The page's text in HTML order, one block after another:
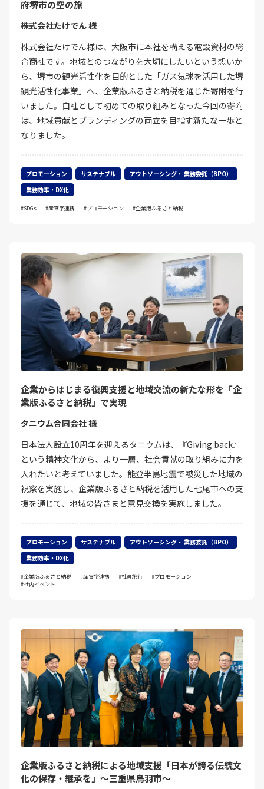
府堺市の空の旅
株式会社たけでん 様
株式会社たけでん様は、大阪市に本社を構える電設資材の総
合商社です。地域とのつながりを大切にしたいという想いか
ら、堺市の観光活性化を目的とした「ガス気球を活用した堺
観光活性化事業」へ、企業版ふるさと納税を通じた寄附を行
いました。自社として初めての取り組みとなった今回の寄附
は、地域貢献とブランディングの両立を目指す新たな一歩と
なりました。
プロモーション サステナブル
アウトソーシング・ 業務委託（BPO）
業務効率・DX化
SDGs 産官学連携 プロモーション 企業版ふるさと納税
企業からはじまる復興支援と地域交流の新たな形を「企
業版ふるさと納税」で実現
タニウム合同会社 様
日本法人設立10周年を迎えるタニウムは、『Giving back』
という精神文化から、より一層、社会貢献の取り組みに力を
入れたいと考えていました。能登半島地震で被災した地域の
視察を実施し、企業版ふるさと納税を活用した七尾市への支
援を通じて、地域の皆さまと意見交換を実施しました。
プロモーション サステナブル
アウトソーシング・ 業務委託（BPO）
業務効率・DX化
企業版ふるさと納税 産官学連携 社員旅行
プロモーション
社内イベント
企業版ふるさと納税による地域支援「日本が誇る伝統文
化の保存・継承を」～三重県鳥羽市～